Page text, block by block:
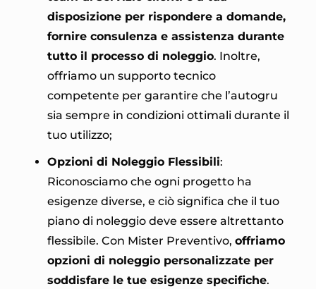
disposizione per rispondere a domande,
fornire consulenza e assistenza durante
tutto il processo di noleggio. Inoltre,
offriamo un supporto tecnico
competente per garantire che l’autogru
sia sempre in condizioni ottimali durante il
tuo utilizzo;
Opzioni di Noleggio Flessibili:
Riconosciamo che ogni progetto ha
esigenze diverse, e ciò significa che il tuo
piano di noleggio deve essere altrettanto
flessibile. Con Mister Preventivo, offriamo
opzioni di noleggio personalizzate per
soddisfare le tue esigenze specifiche.